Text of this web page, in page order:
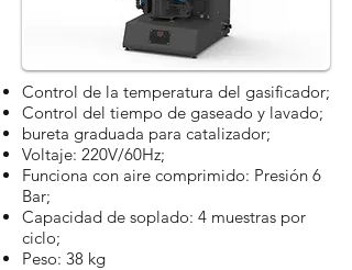
Control de la temperatura del gasificador;
Control del tiempo de gaseado y lavado;
bureta graduada para catalizador;
Voltaje: 220V/60Hz;
Funciona con aire comprimido: Presión 6
Bar;
Capacidad de soplado: 4 muestras por
ciclo;
Peso: 38 kg